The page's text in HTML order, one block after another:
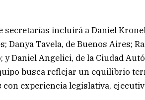
secretarías incluirá a Daniel
Danya Tavela, de Buenos Aires;
y Daniel Angelici, de la Ciudad
busca reflejar un equilibrio
experiencia legislativa,